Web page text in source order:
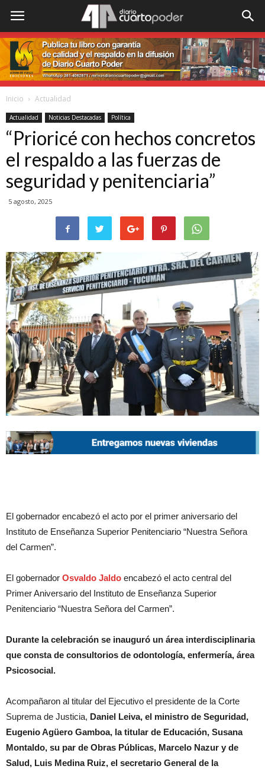
Inicio Actualidad
Actualidad Noticias Destacadas Política
“Prioricé con hechos concretos
el respaldo a las fuerzas de
seguridad y penitenciaria”
5 agosto, 2025
El gobernador encabezó el acto por el primer aniversario del
Instituto de Enseñanza Superior Penitenciario “Nuestra Señora
del Carmen”.
El gobernador Osvaldo Jaldo encabezó el acto central del
Primer Aniversario del Instituto de Enseñanza Superior
Penitenciario “Nuestra Señora del Carmen”.
Durante la celebración se inauguró un área interdisciplinaria
que consta de consultorios de odontología, enfermería, área
Psicosocial.
Acompañaron al titular del Ejecutivo el presidente de la Corte
Suprema de Justicia, Daniel Leiva, el ministro de Seguridad,
Eugenio Agüero Gamboa, la titular de Educación, Susana
Montaldo, su par de Obras Públicas, Marcelo Nazur y de
Salud, Luis Medina Ruiz, el secretario General de la